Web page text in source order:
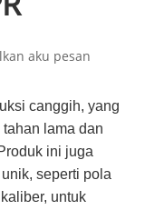
aku pesan
canggih, yang
lama dan
ini juga
seperti pola
untuk